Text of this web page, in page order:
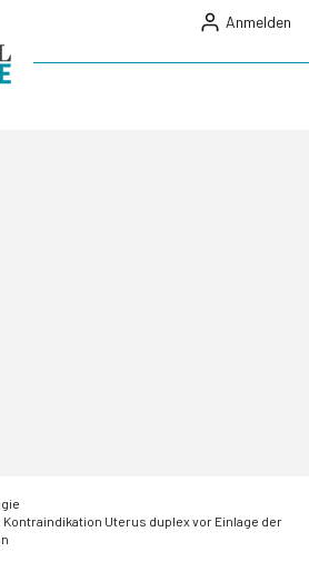
Anmelden
Uterus duplex vor Einlage der